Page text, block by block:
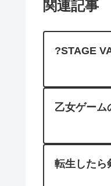
関連記事
?STAGE
乙女ゲーム
転生したら